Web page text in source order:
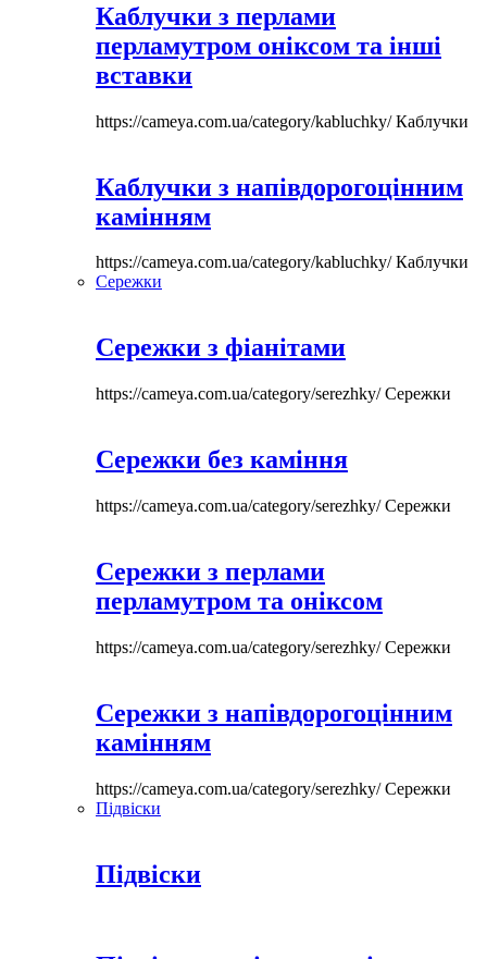
Каблучки з перлами
перламутром оніксом та інші
вставки
https://cameya.com.ua/category/kabluchky/Каблучки
Каблучки з напівдорогоцінним
камінням
https://cameya.com.ua/category/kabluchky/Каблучки
Сережки
Сережки з фіанітами
https://cameya.com.ua/category/serezhky/Сережки
Сережки без каміння
https://cameya.com.ua/category/serezhky/Сережки
Сережки з перлами
перламутром та оніксом
https://cameya.com.ua/category/serezhky/Сережки
Сережки з напівдорогоцінним
камінням
https://cameya.com.ua/category/serezhky/Сережки
Підвіски
Підвіски